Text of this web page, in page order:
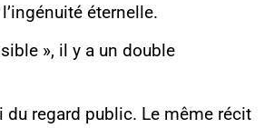
éternelle.
», il y a un double
du regard public. Le même récit